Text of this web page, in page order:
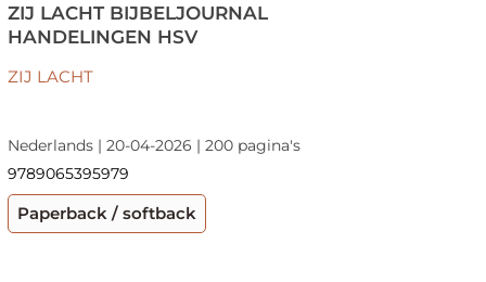
ZIJ LACHT BIJBELJOURNAL
HANDELINGEN HSV
ZIJ LACHT
Nederlands | 20-04-2026 | 200 pagina's
9789065395979
Paperback / softback